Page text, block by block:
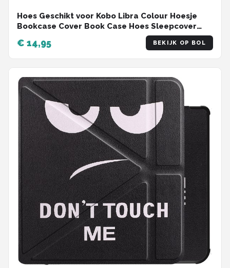
Hoes Geschikt voor Kobo Libra Colour Hoesje
Bookcase Cover Book Case Hoes Sleepcover
€ 14,95 BEKIJK OP BOL